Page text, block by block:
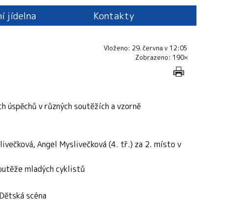
jídelna Kontakty
Vloženo: 29. června v 12:05
Zobrazeno: 190×
v různých soutěžích a vzorně
Angel Myslivečková (4. tř.) za 2. místo v
mladých cyklistů
scéna